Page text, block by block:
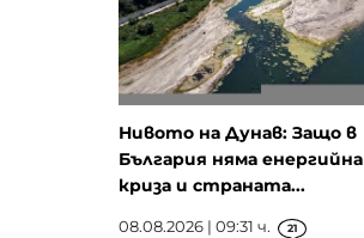
Нивото на Дунав: Защо в
България няма енергийна
криза и страната...
08.08.2026 | 09:31 ч. 21